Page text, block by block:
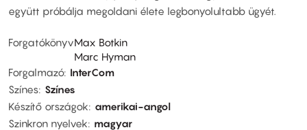
együtt próbálja megoldani élete legbonyolultabb ügyét.
ForgatókönyvMax Botkin
Marc Hyman
Forgalmazó InterCom
Színes Színes
Készítő országok
amerikai-angol
Szinkron nyelvek
magyar